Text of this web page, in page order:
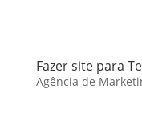
Fazer site para
Agência de